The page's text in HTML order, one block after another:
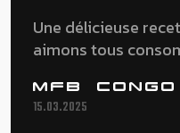
Une délicieuse
aimons tous
MFB CONGO
15.03.2025